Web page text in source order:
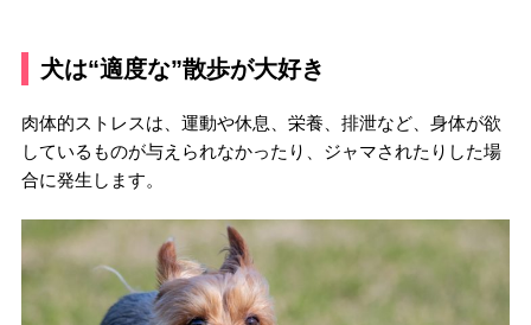
犬は“適度な”散歩が大好き
肉体的ストレスは、運動や休息、栄養、排泄など、身体が欲
しているものが与えられなかったり、ジャマされたりした場
合に発生します。